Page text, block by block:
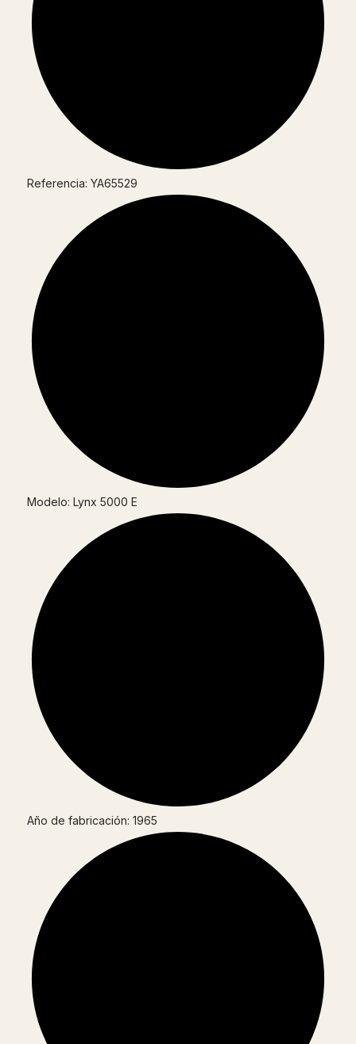
Referencia: YA65529
Modelo: Lynx 5000 E
Año de fabricación: 1965